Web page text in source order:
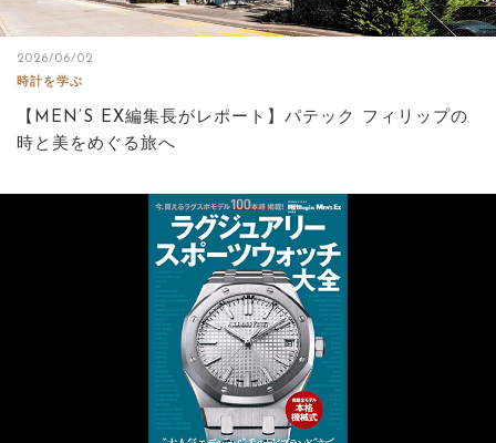
2026/06/02
時計を学ぶ
【MEN’S EX編集長がレポート】パテック フィリップの
時と美をめぐる旅へ